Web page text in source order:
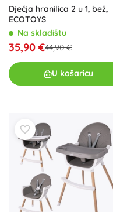
Dječja hranilica 2 u 1, bež,
ECOTOYS
Na skladištu
35,90 €44,90 €
U košaricu